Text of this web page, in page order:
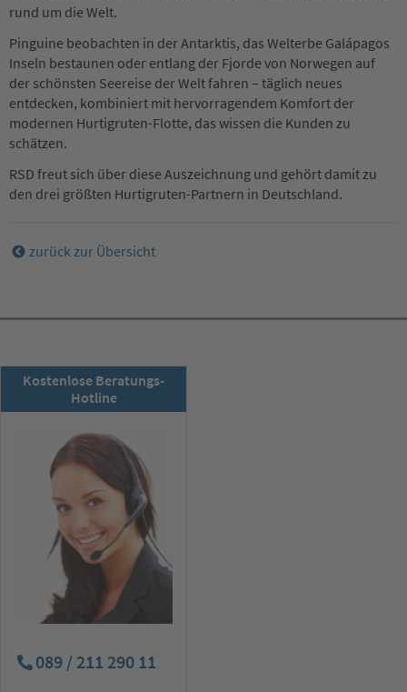
rund um die Welt.
Pinguine beobachten in der Antarktis, das Welterbe Galápagos
Inseln bestaunen oder entlang der Fjorde von Norwegen auf
der schönsten Seereise der Welt fahren – täglich neues
entdecken, kombiniert mit hervorragendem Komfort der
modernen Hurtigruten-Flotte, das wissen die Kunden zu
schätzen.
RSD freut sich über diese Auszeichnung und gehört damit zu
den drei größten Hurtigruten-Partnern in Deutschland.
zurück zur Übersicht
Kostenlose Beratungs-
Hotline
089 / 211 290 11